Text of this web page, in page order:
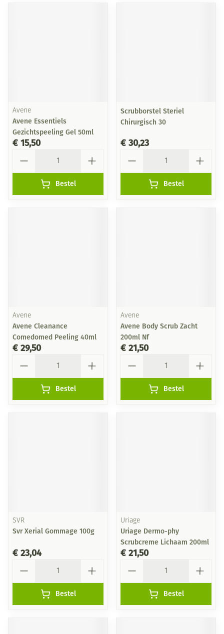
Avene
Avene Essentiels
Gezichtspeeling Gel 50ml
€ 15,50
Bestel
Scrubborstel Steriel
Chirurgisch 30
€ 30,23
Bestel
Avene
Avene Cleanance
Comedomed Peeling 40ml
€ 29,50
Bestel
Avene
Avene Body Scrub Zacht
200ml Nf
€ 21,50
Bestel
SVR
Svr Xerial Gommage 100g
€ 23,04
Bestel
Uriage
Uriage Dermo-phy
Scrubcreme Lichaam 200ml
€ 21,50
Bestel